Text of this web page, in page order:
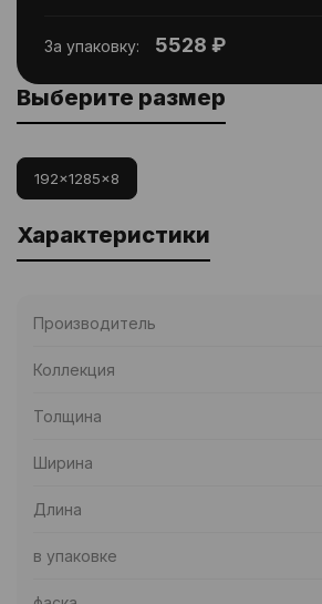
За упаковку: 5528 ₽
Выберите размер
192x1285x8
Характеристики
Производитель
Коллекция
Толщина
Ширина
Длина
в упаковке